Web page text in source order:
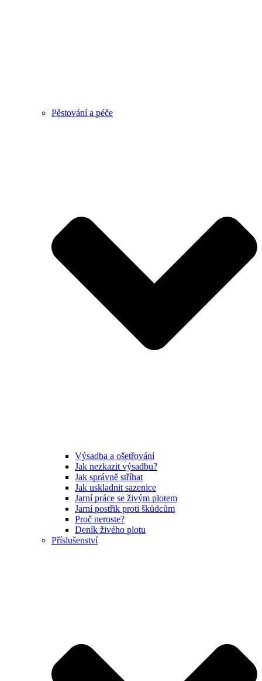
Pěstování a péče
Výsadba a ošetřování
Jak nezkazit výsadbu?
Jak správně stříhat
Jak uskladnit sazenice
Jarní práce se živým plotem
Jarní postřik proti škůdcům
Proč neroste?
Deník živého plotu
Příslušenství